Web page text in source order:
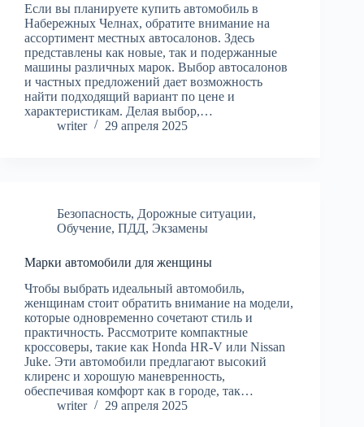
Если вы планируете купить автомобиль в
Набережных Челнах, обратите внимание на
ассортимент местных автосалонов. Здесь
представлены как новые, так и подержанные
машины различных марок. Выбор автосалонов
и частных предложений дает возможность
найти подходящий вариант по цене и
характеристикам. Делая выбор,…
writer
29 апреля 2025
Безопасность, Дорожные ситуации,
Обучение, ПДД, Экзамены
Марки автомобили для женщины
Чтобы выбрать идеальный автомобиль,
женщинам стоит обратить внимание на модели,
которые одновременно сочетают стиль и
практичность. Рассмотрите компактные
кроссоверы, такие как Honda HR-V или Nissan
Juke. Эти автомобили предлагают высокий
клиренс и хорошую маневренность,
обеспечивая комфорт как в городе, так…
writer
29 апреля 2025